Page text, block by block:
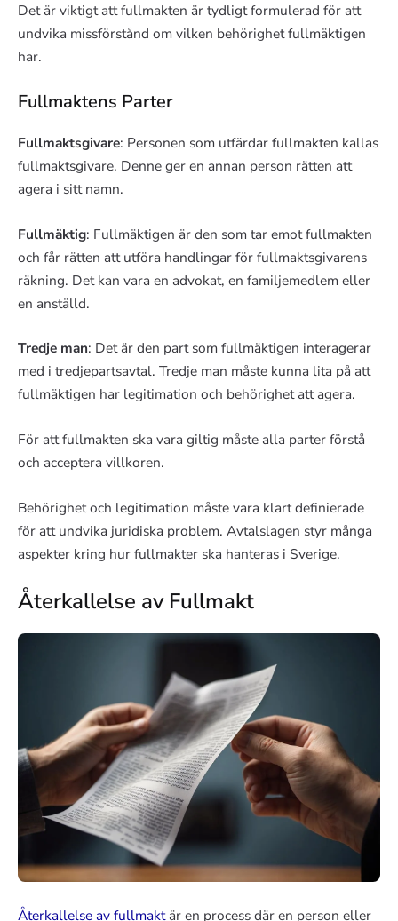
Det är viktigt att fullmakten är tydligt formulerad för att
undvika missförstånd om vilken behörighet fullmäktigen
har.
Fullmaktens Parter
Fullmaktsgivare: Personen som utfärdar fullmakten kallas
fullmaktsgivare. Denne ger en annan person rätten att
agera i sitt namn.
Fullmäktig: Fullmäktigen är den som tar emot fullmakten
och får rätten att utföra handlingar för fullmaktsgivarens
räkning. Det kan vara en advokat, en familjemedlem eller
en anställd.
Tredje man: Det är den part som fullmäktigen interagerar
med i tredjepartsavtal. Tredje man måste kunna lita på att
fullmäktigen har legitimation och behörighet att agera.
För att fullmakten ska vara giltig måste alla parter förstå
och acceptera villkoren.
Behörighet och legitimation måste vara klart definierade
för att undvika juridiska problem. Avtalslagen styr många
aspekter kring hur fullmakter ska hanteras i Sverige.
Återkallelse av Fullmakt
Återkallelse av fullmaktär en process där en person eller